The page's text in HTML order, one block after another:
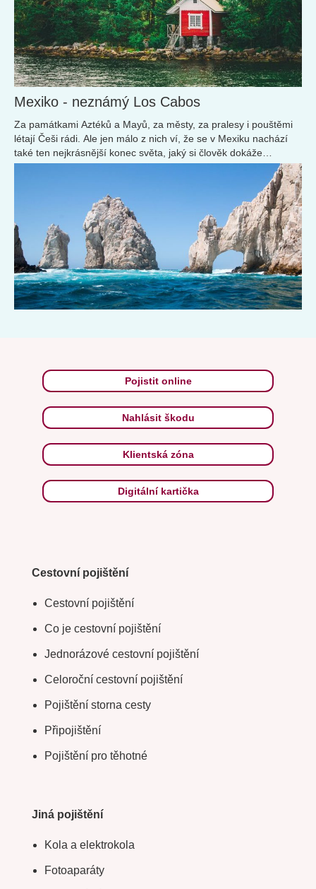
Mexiko - neznámý Los Cabos
Za památkami Aztéků a Mayů, za městy, za pralesy i pouštěmi
létají Češi rádi. Ale jen málo z nich ví, že se v Mexiku nachází
také ten nejkrásnější konec světa, jaký si člověk dokáže
představit.
Pojistit online
Nahlásit škodu
Klientská zóna
Digitální kartička
Cestovní pojištění
Cestovní pojištění
Co je cestovní pojištění
Jednorázové cestovní pojištění
Celoroční cestovní pojištění
Pojištění storna cesty
Připojištění
Pojištění pro těhotné
Jiná pojištění
Kola a elektrokola
Fotoaparáty